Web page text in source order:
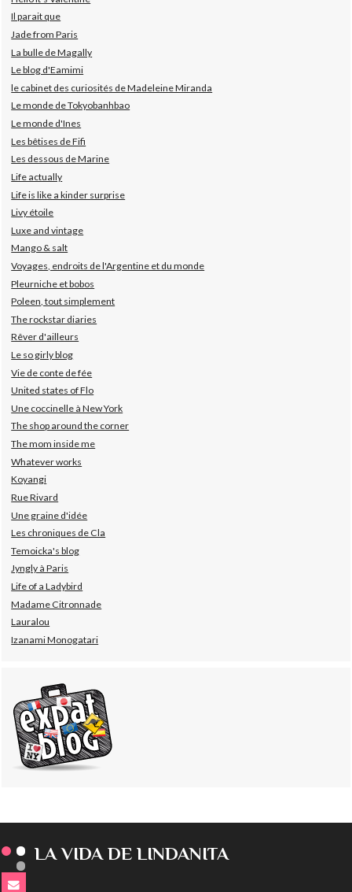
Il parait que
Jade from Paris
La bulle de Magally
Le blog d'Eamimi
le cabinet des curiosités de Madeleine Miranda
Le monde de Tokyobanhbao
Le monde d'Ines
Les bêtises de Fifi
Les dessous de Marine
Life actually
Life is like a kinder surprise
Livy étoile
Luxe and vintage
Mango & salt
Voyages, endroits de l'Argentine et du monde
Pleurniche et bobos
Poleen, tout simplement
The rockstar diaries
Rêver d'ailleurs
Le so girly blog
Vie de conte de fée
United states of Flo
Une coccinelle à New York
The shop around the corner
The mom inside me
Whatever works
Koyangi
Rue Rivard
Une graine d'idée
Les chroniques de Cla
Temoicka's blog
Jyngly à Paris
Life of a Ladybird
Madame Citronnade
Lauralou
Izanami Monogatari
LA VIDA DE LINDANITA